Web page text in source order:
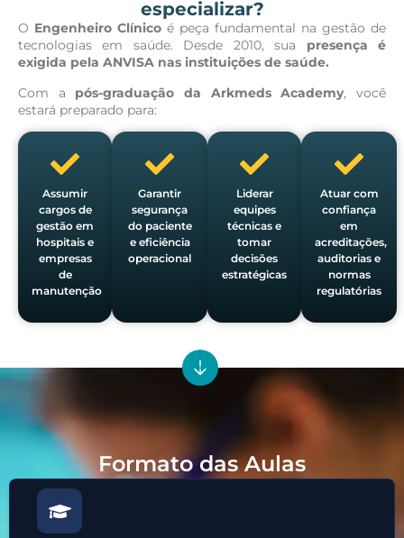
especializar?
O Engenheiro Clínico é peça fundamental na gestão de
tecnologias em saúde. Desde 2010, sua presença é
exigida pela ANVISA nas instituições de saúde.
Com a pós-graduação da Arkmeds Academy, você
estará preparado para:
Assumir
cargos de
gestão em
hospitais e
empresas
de
manutenção
Garantir
segurança
do paciente
e eficiência
operacional
Liderar
equipes
técnicas e
tomar
decisões
estratégicas
Atuar com
confiança
em
acreditações,
auditorias e
normas
regulatórias
Formato das Aulas